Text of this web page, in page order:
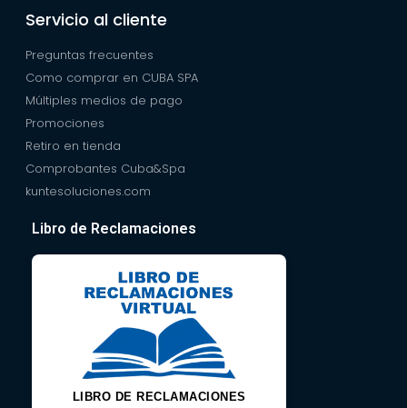
Servicio al cliente
Preguntas frecuentes
Como comprar en CUBA SPA
Múltiples medios de pago
Promociones
Retiro en tienda
Comprobantes Cuba&Spa
kuntesoluciones.com
Libro de Reclamaciones
LIBRO DE RECLAMACIONES